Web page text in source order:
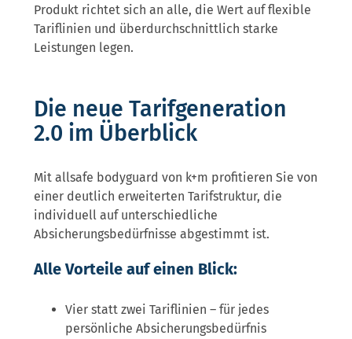
Produkt richtet sich an alle, die Wert auf flexible
Tariflinien und überdurchschnittlich starke
Leistungen legen.
Die neue Tarifgeneration
2.0 im Überblick
Mit allsafe bodyguard von k+m profitieren Sie von
einer deutlich erweiterten Tarifstruktur, die
individuell auf unterschiedliche
Absicherungsbedürfnisse abgestimmt ist.
Alle Vorteile auf einen Blick:
Vier statt zwei Tariflinien – für jedes
persönliche Absicherungsbedürfnis